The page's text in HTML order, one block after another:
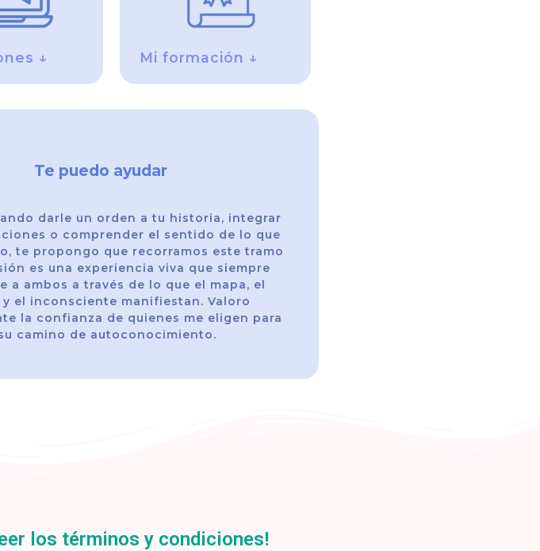
↓ Mi formación ↓
Te puedo ayudar
darle un orden a tu historia, integrar
o comprender el sentido de lo que
te propongo que recorramos este tramo
es una experiencia viva que siempre
a ambos a través de lo que el mapa, el
el inconsciente manifiestan. Valoro
la confianza de quienes me eligen para
camino de autoconocimiento.
los términos y condiciones!